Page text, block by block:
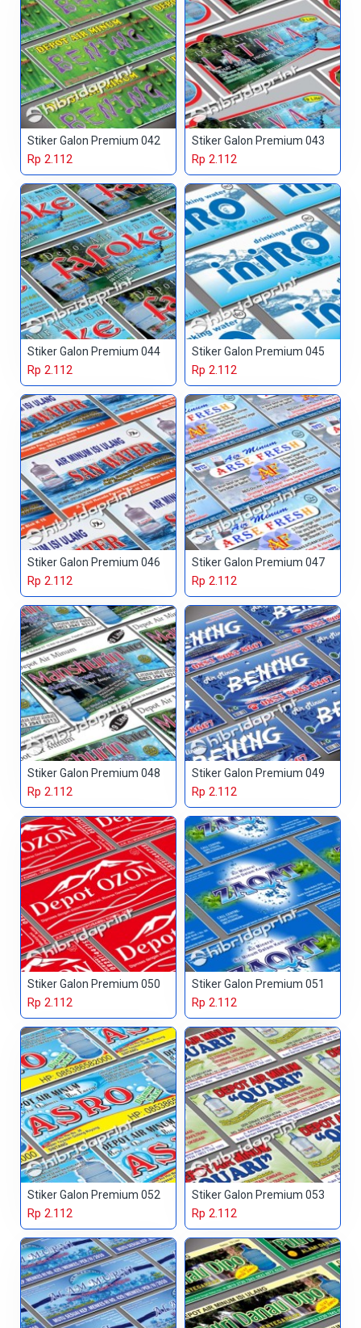
Stiker Galon Premium 042
Rp 2.112
Stiker Galon Premium 043
Rp 2.112
Stiker Galon Premium 044
Rp 2.112
Stiker Galon Premium 045
Rp 2.112
Stiker Galon Premium 046
Rp 2.112
Stiker Galon Premium 047
Rp 2.112
Stiker Galon Premium 048
Rp 2.112
Stiker Galon Premium 049
Rp 2.112
Stiker Galon Premium 050
Rp 2.112
Stiker Galon Premium 051
Rp 2.112
Stiker Galon Premium 052
Rp 2.112
Stiker Galon Premium 053
Rp 2.112